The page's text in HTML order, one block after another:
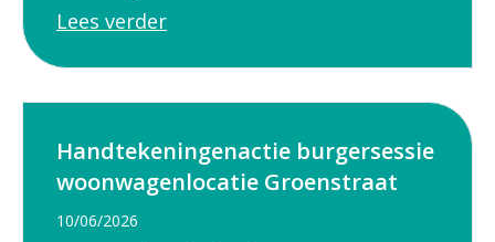
Lees verder
Handtekeningenactie burgersessie
woonwagenlocatie Groenstraat
10/06/2026